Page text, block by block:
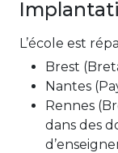
L’école est
Brest
Nantes
Rennes
dans des